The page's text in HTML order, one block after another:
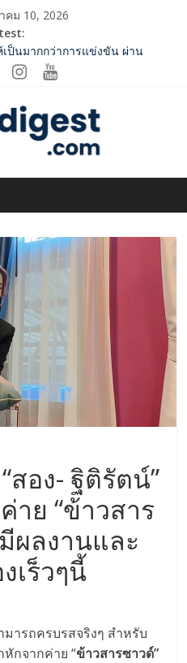
คม 10, 2026
เป็นมากกว่าการแข่งขัน ผ่าน
ใหม่ ขานรับตลาดโภชนาการ
ร์
ระดับมาสเตอร์พีซคอลเลกชันแรก
ลปะสะสมสุดลิมิเต็ด ถ่ายทอด
สากล
ร เปิดตัว “FOODNext SME D
องค์ความรู้” ติดปีก SME อาหาร
ยกระดับการเชื่อมโยง
ายทางคุณภาพ เชื่อม Asean
สอง- ฐิติรัตน์”
ย “ข้าวสาร
ผลงานและ
เร็วๆนี้
ารถครบรสจริงๆ สำหรับ
กจากค่าย “ข้าวสารซาวด์”